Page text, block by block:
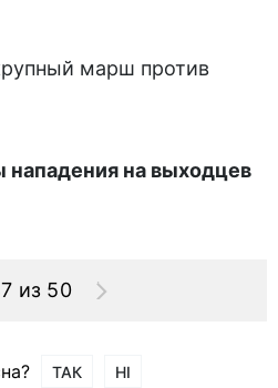
марш против
на выходцев
из 50
ТАК НІ